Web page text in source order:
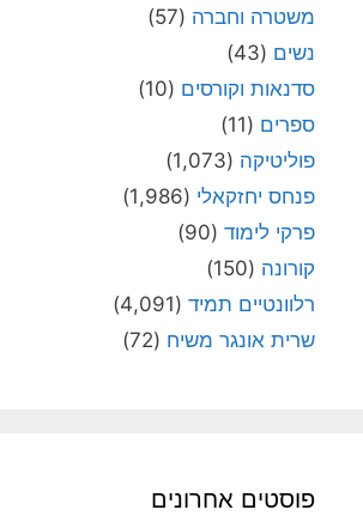
משטרה וחברה (57)
נשים (43)
סדנאות וקורסים (10)
ספרים (11)
פוליטיקה (1,073)
פנחס יחזקאלי (1,986)
פרקי לימוד (90)
קורונה (150)
רלוונטיים תמיד (4,091)
שרית אונגר משיח (72)
פוסטים אחרונים